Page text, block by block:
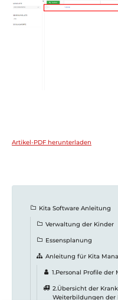
Artikel-PDF herunterladen
Kita Software Anleitung
Verwaltung der Kinder
Essensplanung
Anleitung für Kita
1.Personal Profile der
2.Übersicht der
Weiterbildungen der